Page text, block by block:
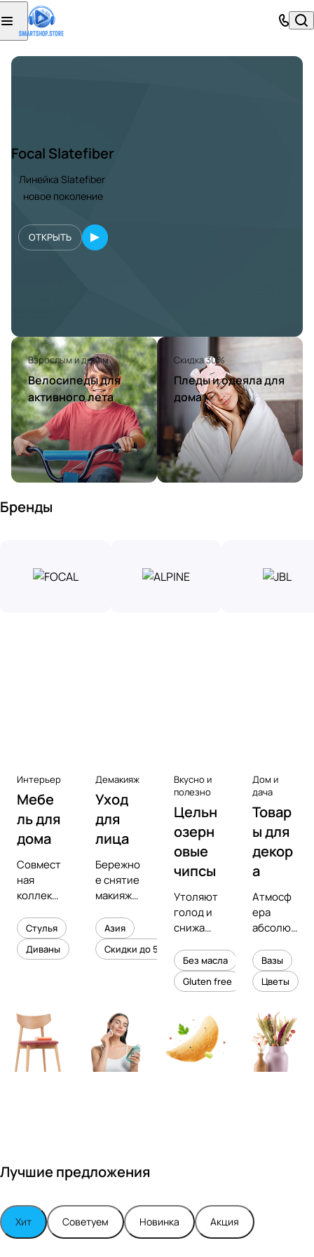
Focal Slatefiber
Линейка Slatefiber
новое поколение
ОТКРЫТЬ
Взрослым и детям
Велосипеды для
активного лета
Скидка 30%
Пледы и одеяла для
дома
Бренды
Интерьер
Мебе
ль для
дома
Совмест
ная
коллекц
предмет
ным
дизайне
Турским
Стулья
Диваны
Демакияж
Уход
для
лица
Бережно
е снятие
макияжа
увлажне
ние
кожи
Азия
Скидки до 50%
Вкусно и
полезно
Цельн
озерн
овые
чипсы
Утоляют
голод и
снижают
холесте
рина
Без масла
Gluten free
Дом и
дача
Товар
ы для
декор
а
Атмосф
ера
абсолют
уюта в
вашем
интерье
Вазы
Цветы
Лучшие предложения
Хит Советуем Новинка Акция